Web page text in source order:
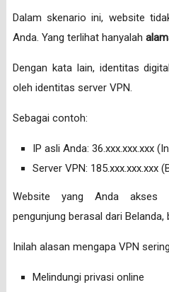
Dalam skenario ini, website
Anda. Yang terlihat hanyalah
Dengan kata lain, identitas
oleh identitas server VPN.
Sebagai contoh:
IP asli Anda: 36.xxx.xxx.xxx
Server VPN: 185.xxx.xxx.xxx
Website yang Anda akses
pengunjung berasal dari
Inilah alasan mengapa VPN
Melindungi privasi online